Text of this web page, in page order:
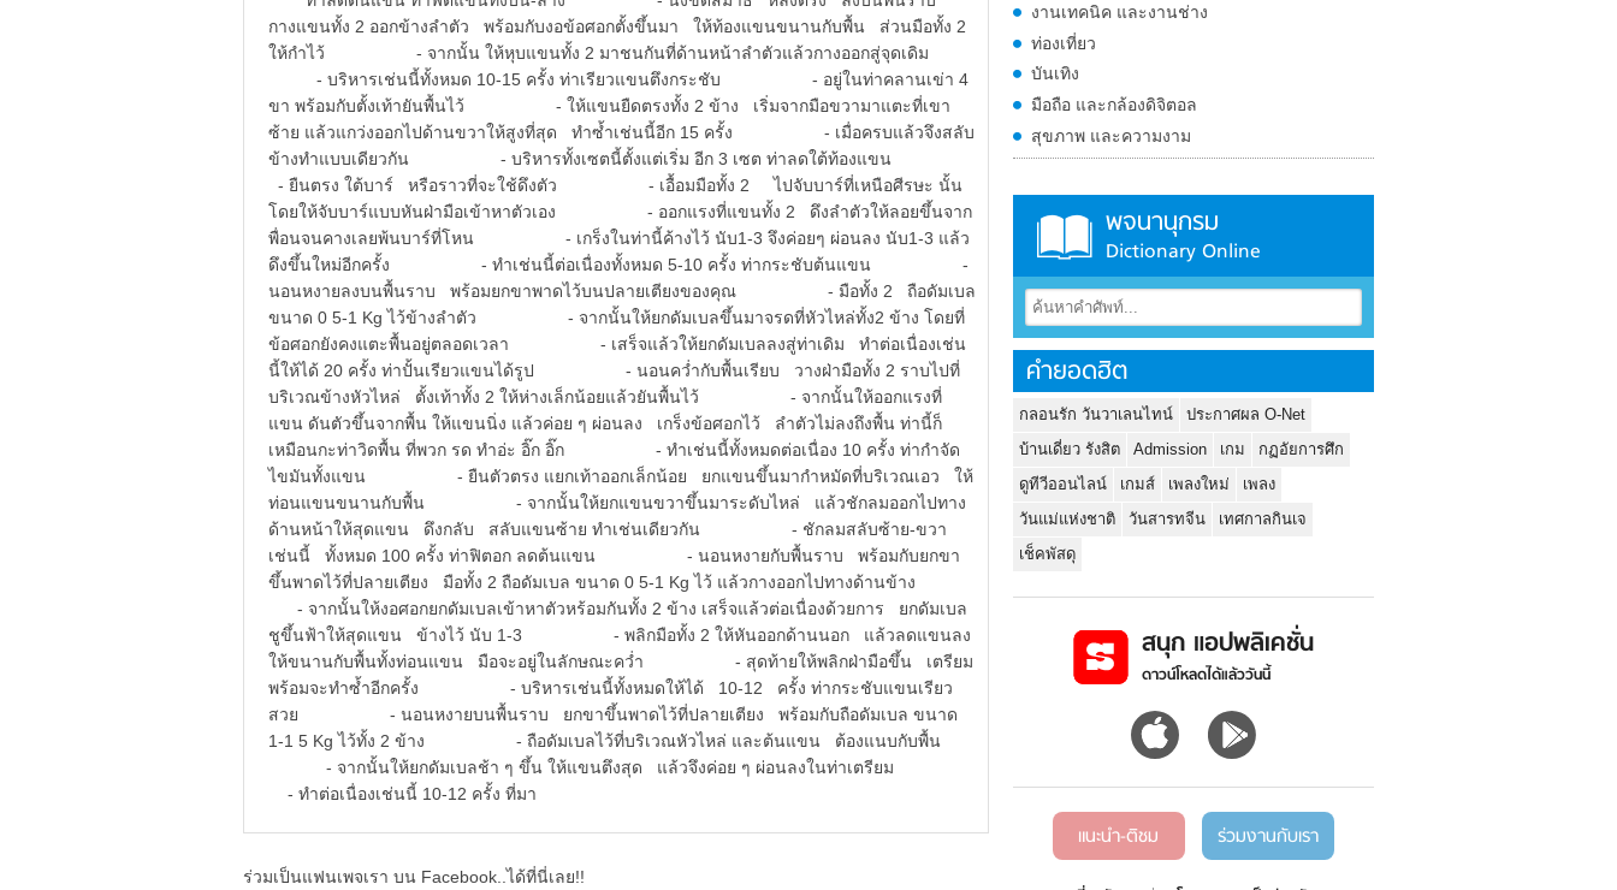
กางแขนทั้ง 2 ออกข้างลำตัว พร้อมกับงอข้อศอกตั้งขึ้นมา ให้ท้องแขนขนานกับพื้น ส่วนมือทั้ง 2
ให้กำไว้ - จากนั้น ให้หุบแขนทั้ง 2 มาชนกันที่ด้านหน้าลำตัวแล้วกางออกสู่จุดเดิม
- บริหารเช่นนี้ทั้งหมด 10-15 ครั้ง ท่าเรียวแขนตึงกระชับ - อยู่ในท่าคลานเข่า 4
ขา พร้อมกับตั้งเท้ายันพื้นไว้ - ให้แขนยืดตรงทั้ง 2 ข้าง เริ่มจากมือขวามาแตะที่เขา
ซ้าย แล้วแกว่งออกไปด้านขวาให้สูงที่สุด ทำซ้ำเช่นนี้อีก 15 ครั้ง - เมื่อครบแล้วจึงสลับ
ข้างทำแบบเดียวกัน - บริหารทั้งเซตนี้ตั้งแต่เริ่ม อีก 3 เซต ท่าลดใต้ท้องแขน
- ยืนตรง ใต้บาร์ หรือราวที่จะใช้ดึงตัว - เอื้อมมือทั้ง 2 ไปจับบาร์ที่เหนือศีรษะ นั้น
โดยให้จับบาร์แบบหันฝ่ามือเข้าหาตัวเอง - ออกแรงที่แขนทั้ง 2 ดึงลำตัวให้ลอยขึ้นจาก
พื่อนจนคางเลยพ้นบาร์ที่โหน - เกร็งในท่านี้ค้างไว้ นับ1-3 จึงค่อยๆ ผ่อนลง นับ1-3 แล้ว
ดึงขึ้นใหม่อีกครั้ง - ทำเช่นนี้ต่อเนื่องทั้งหมด 5-10 ครั้ง ท่ากระชับต้นแขน -
นอนหงายลงบนพื้นราบ พร้อมยกขาพาดไว้บนปลายเตียงของคุณ - มือทั้ง 2 ถือดัมเบล
ขนาด 0 5-1 Kg ไว้ข้างลำตัว - จากนั้นให้ยกดัมเบลขึ้นมาจรดที่หัวไหล่ทั้ง2 ข้าง โดยที่
ข้อศอกยังคงแตะพื้นอยู่ตลอดเวลา - เสร็จแล้วให้ยกดัมเบลลงสู่ท่าเดิม ทำต่อเนื่องเช่น
นี้ให้ได้ 20 ครั้ง ท่าปั้นเรียวแขนได้รูป - นอนคว่ำกับพื้นเรียบ วางฝ่ามือทั้ง 2 ราบไปที่
บริเวณข้างหัวไหล่ ตั้งเท้าทั้ง 2 ให้ห่างเล็กน้อยแล้วยันพื้นไว้ - จากนั้นให้ออกแรงที่
แขน ดันตัวขึ้นจากพื้น ให้แขนนิ่ง แล้วค่อย ๆ ผ่อนลง เกร็งข้อศอกไว้ ลำตัวไม่ลงถึงพื้น ท่านี้ก็
เหมือนกะท่าวิดพื้น ที่พวก รด ทำอ่ะ อิ๊ก อิ๊ก - ทำเช่นนี้ทั้งหมดต่อเนื่อง 10 ครั้ง ท่ากำจัด
ไขมันทั้งแขน - ยืนตัวตรง แยกเท้าออกเล็กน้อย ยกแขนขึ้นมากำหมัดที่บริเวณเอว ให้
ท่อนแขนขนานกับพื้น - จากนั้นให้ยกแขนขวาขึ้นมาระดับไหล่ แล้วชักลมออกไปทาง
ด้านหน้าให้สุดแขน ดึงกลับ สลับแขนซ้าย ทำเช่นเดียวกัน - ชักลมสลับซ้าย-ขวา
เช่นนี้ ทั้งหมด 100 ครั้ง ท่าฟิตอก ลดต้นแขน - นอนหงายกับพื้นราบ พร้อมกับยกขา
ขึ้นพาดไว้ที่ปลายเตียง มือทั้ง 2 ถือดัมเบล ขนาด 0 5-1 Kg ไว้ แล้วกางออกไปทางด้านข้าง
- จากนั้นให้งอศอกยกดัมเบลเข้าหาตัวหร้อมกันทั้ง 2 ข้าง เสร็จแล้วต่อเนื่องด้วยการ ยกดัมเบล
ชูขึ้นฟ้าให้สุดแขน ข้างไว้ นับ 1-3 - พลิกมือทั้ง 2 ให้หันออกด้านนอก แล้วลดแขนลง
ให้ขนานกับพื้นทั้งท่อนแขน มือจะอยู่ในลักษณะคว่ำ - สุดท้ายให้พลิกฝ่ามือขึ้น เตรียม
พร้อมจะทำซ้ำอีกครั้ง - บริหารเช่นนี้ทั้งหมดให้ได้ 10-12 ครั้ง ท่ากระชับแขนเรียว
สวย - นอนหงายบนพื้นราบ ยกขาขึ้นพาดไว้ที่ปลายเตียง พร้อมกับถือดัมเบล ขนาด
1-1 5 Kg ไว้ทั้ง 2 ข้าง - ถือดัมเบลไว้ที่บริเวณหัวไหล่ และต้นแขน ต้องแนบกับพื้น
- จากนั้นให้ยกดัมเบลช้า ๆ ขึ้น ให้แขนตึงสุด แล้วจึงค่อย ๆ ผ่อนลงในท่าเตรียม
- ทำต่อเนื่องเช่นนี้ 10-12 ครั้ง ที่มา
ร่วมเป็นแฟนเพจเรา บน Facebook..ได้ที่นี่เลย!!
งานเทคนิค และงานช่าง
ท่องเที่ยว
บันเทิง
มือถือ และกล้องดิจิตอล
สุขภาพ และความงาม
พจนานุกรม
Dictionary Online
คำยอดฮิต
กลอนรัก วันวาเลนไทน์
ประกาศผล O-Net
บ้านเดี่ยว รังสิต
Admission เกม
กฏอัยการศึก
ดูทีวีออนไลน์
เกมส์ เพลงใหม่
เพลง
วันแม่แห่งชาติ
วันสารทจีน
เทศกาลกินเจ
เช็คพัสดุ
สนุก แอปพลิเคชั่น
ดาวน์โหลดได้แล้ววันนี้
แนะนำ-ติชม ร่วมงานกับเรา